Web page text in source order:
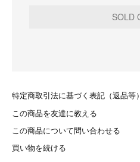
特定商取引法に基づく表記（返品等）
この商品を友達に教える
この商品について問い合わせる
買い物を続ける